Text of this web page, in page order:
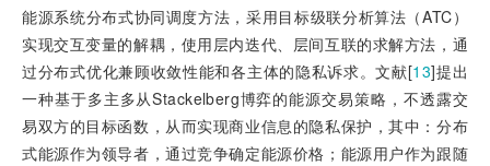
能源系统分布式协同调度方法，采用目标级联分析算法（ATC）
实现交互变量的解耦，使用层内迭代、层间互联的求解方法，通
过分布式优化兼顾收敛性能和各主体的隐私诉求。文献[13]提出
一种基于多主多从Stackelberg博弈的能源交易策略，不透露交
易双方的目标函数，从而实现商业信息的隐私保护，其中：分布
式能源作为领导者，通过竞争确定能源价格；能源用户作为跟随